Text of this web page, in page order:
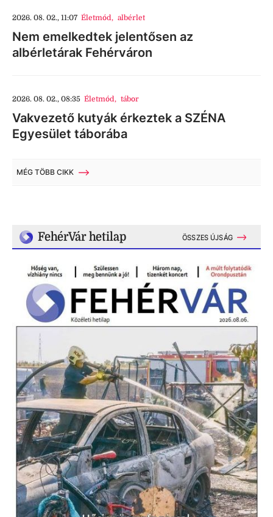
2026. 08. 02., 11:07 Életmód, albérlet
Nem emelkedtek jelentősen az
albérletárak Fehérváron
2026. 08. 02., 08:35 Életmód, tábor
Vakvezető kutyák érkeztek a SZÉNA
Egyesület táborába
MÉG TÖBB CIKK
FehérVár hetilap ÖSSZES ÚJSÁG